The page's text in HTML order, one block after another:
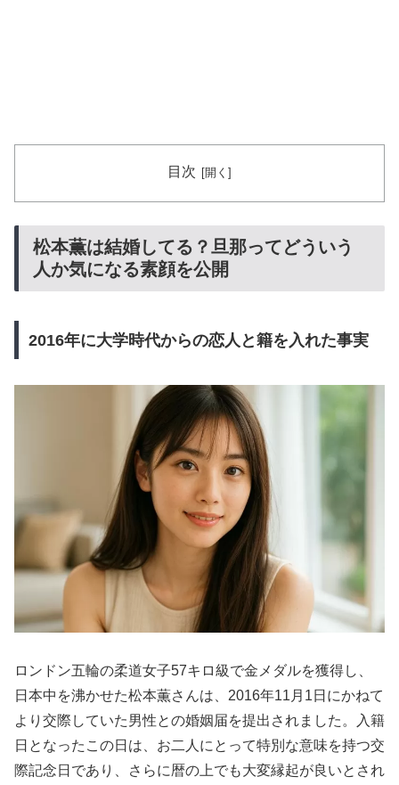
目次
松本薫は結婚してる？旦那ってどういう
人か気になる素顔を公開
2016年に大学時代からの恋人と籍を入れた事実
ロンドン五輪の柔道女子57キロ級で金メダルを獲得し、
日本中を沸かせた松本薫さんは、2016年11月1日にかねて
より交際していた男性との婚姻届を提出されました。入籍
日となったこの日は、お二人にとって特別な意味を持つ交
際記念日であり、さらに暦の上でも大変縁起が良いとされ